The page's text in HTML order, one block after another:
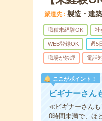
派遣先 製造・建
職種未経験OK 社
WEB登録OK 週5
職場が禁煙 電話
ここがポイント！
ビギナーさん
≪ビギナーさん
0時間未満で、ほ